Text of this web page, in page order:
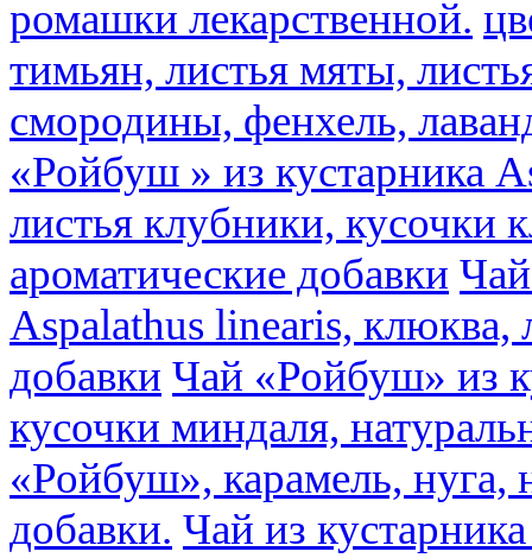
ромашки лекарственной.
тимьян, листья мяты,
смородины, фенхель,
«Ройбуш » из кустарника
листья клубники, кусочки
ароматические добавки
Aspalathus linearis, клюква,
добавки Чай «Ройбуш» из
кусочки миндаля,
«Ройбуш», карамель, нуга,
добавки. Чай из